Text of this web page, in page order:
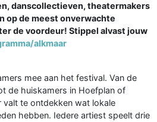
danscollectieven, theatermakers
op de meest onverwachte
de voordeur! Stippel alvast jouw
alkmaar
mee aan het festival. Van de
de huiskamers in Hoefplan of
te ontdekken wat lokale
hebben. Iedere artiest speelt drie